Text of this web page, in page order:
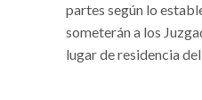
partes según lo
someterán a los
lugar de residencia